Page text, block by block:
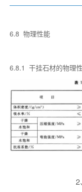
6.8 物理性能
6.8.1 干挂石材的物理
2